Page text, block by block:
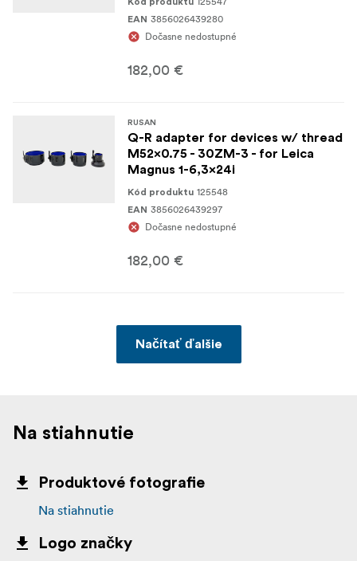
EAN 3856026439280
Dočasne nedostupné
182,00 €
RUSAN
Q-R adapter for devices w/ thread
M52x0.75 - 30ZM-3 - for Leica
Magnus 1-6,3x24i
Kód produktu 125548
EAN 3856026439297
Dočasne nedostupné
182,00 €
Načítať ďalšie
Na stiahnutie
Produktové fotografie
Na stiahnutie
Logo značky